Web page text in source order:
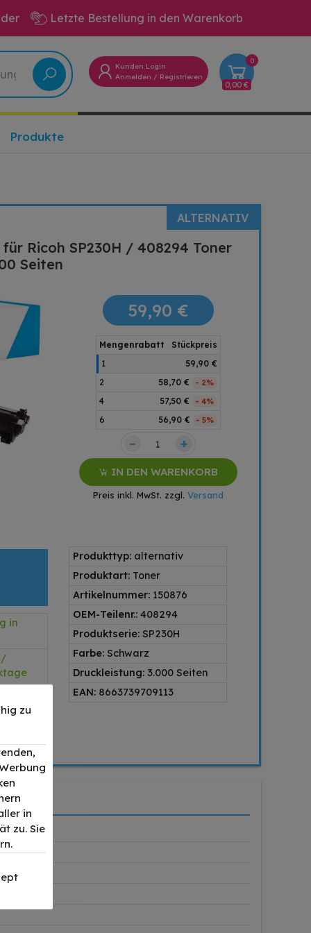
Letzte Bestellung in den Warenkorb
Kunden Login
Anmelden / Registrieren
0
0,00 €
Produkte
ALTERNATIV
Ricoh SP230H / 408294 Toner
Seiten
59,90 €
Mengenrabatt
Stückpreis
1
59,90 €
2
58,70 € - 2%
4 57,50 € - 4%
6 56,90 € - 5%
– +
IN DEN WARENKORB
Preis inkl. MwSt. zzgl. Versand
in
/
Produkttyp: alternativ
Produktart: Toner
Artikelnummer: 150876
OEM-Teilenr.: 408294
Produktserie: SP230H
Farbe: Schwarz
Druckleistung: 3.000 Seiten
EAN: 8663739709113
zu
in
zu. Sie